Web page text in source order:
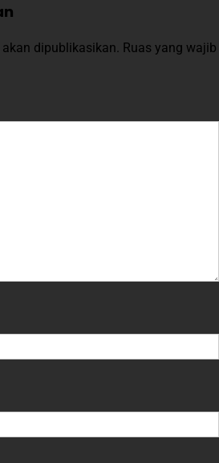
dipublikasikan. Ruas yang wajib